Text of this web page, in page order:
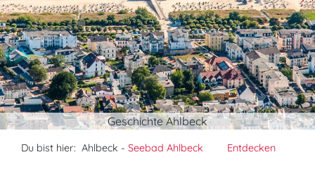
Geschichte Ahlbeck
Du bist hier: Ahlbeck - Seebad Ahlbeck Entdecken